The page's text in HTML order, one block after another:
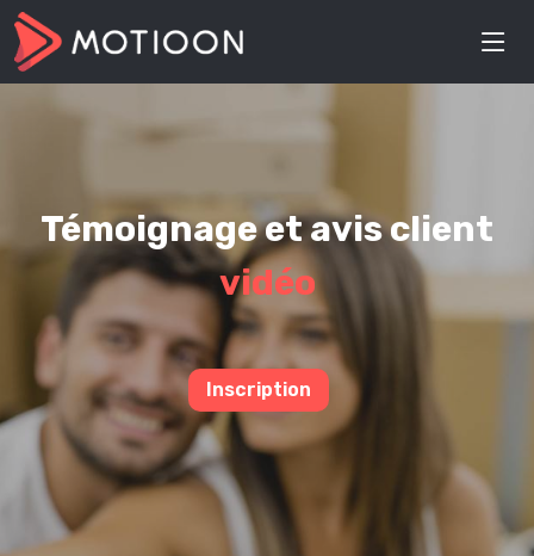
Témoignage et avis client
vidéo
Inscription